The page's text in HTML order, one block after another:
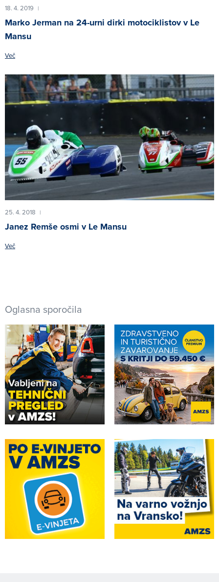
18. 4. 2019 |
Marko Jerman na 24-urni dirki motociklistov v Le
Mansu
Več
25. 4. 2018 |
Janez Remše osmi v Le Mansu
Več
Oglasna sporočila